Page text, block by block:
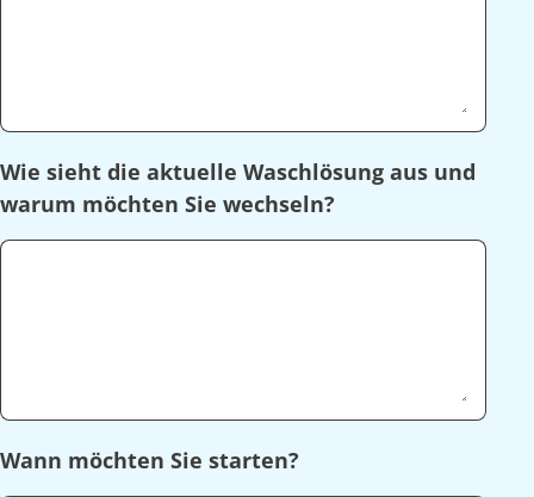
Wie sieht die aktuelle Waschlösung aus und
warum möchten Sie wechseln?
Wann möchten Sie starten?